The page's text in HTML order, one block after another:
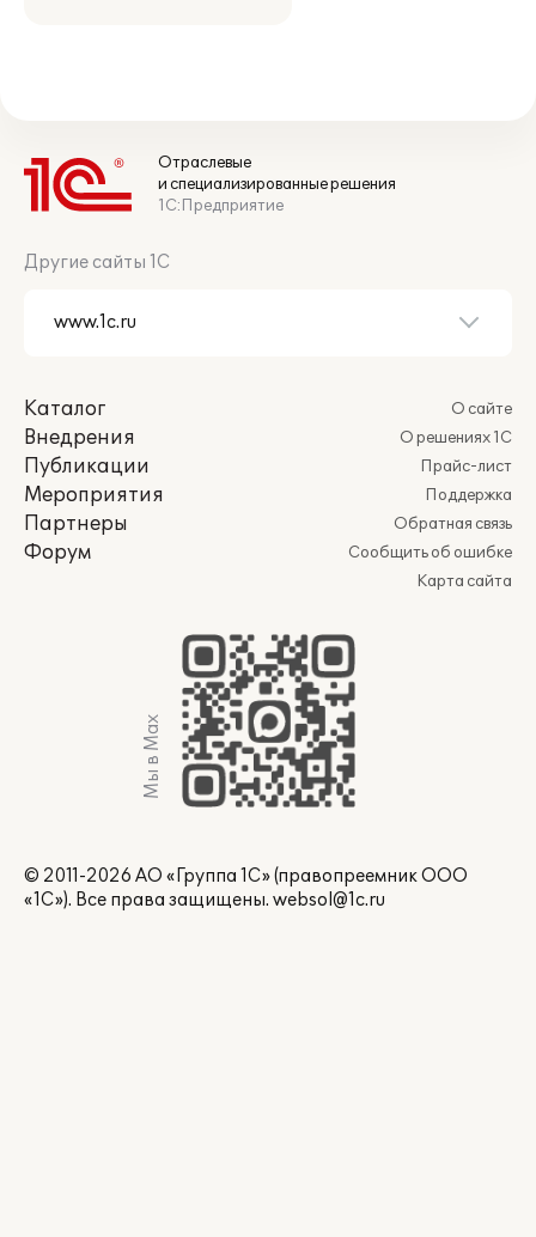
Отраслевые
и специализированные решения
1С:Предприятие
Другие сайты 1С
Каталог
Внедрения
Публикации
Мероприятия
Партнеры
Форум
О сайте
О решениях 1С
Прайс-лист
Поддержка
Обратная связь
Сообщить об ошибке
Карта сайта
Мы в Max
© 2011-2026 АО «Группа 1С» (правопреемник ООО
«1С»). Все права защищены. websol@1c.ru